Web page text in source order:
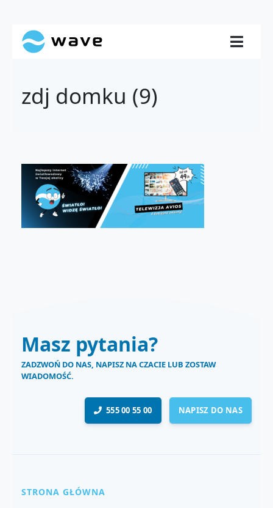
zdj domku (9)
Masz pytania?
ZADZWOŃ DO NAS, NAPISZ NA CZACIE LUB ZOSTAW
WIADOMOŚĆ.
555 00 55 00 NAPISZ DO NAS
STRONA GŁÓWNA